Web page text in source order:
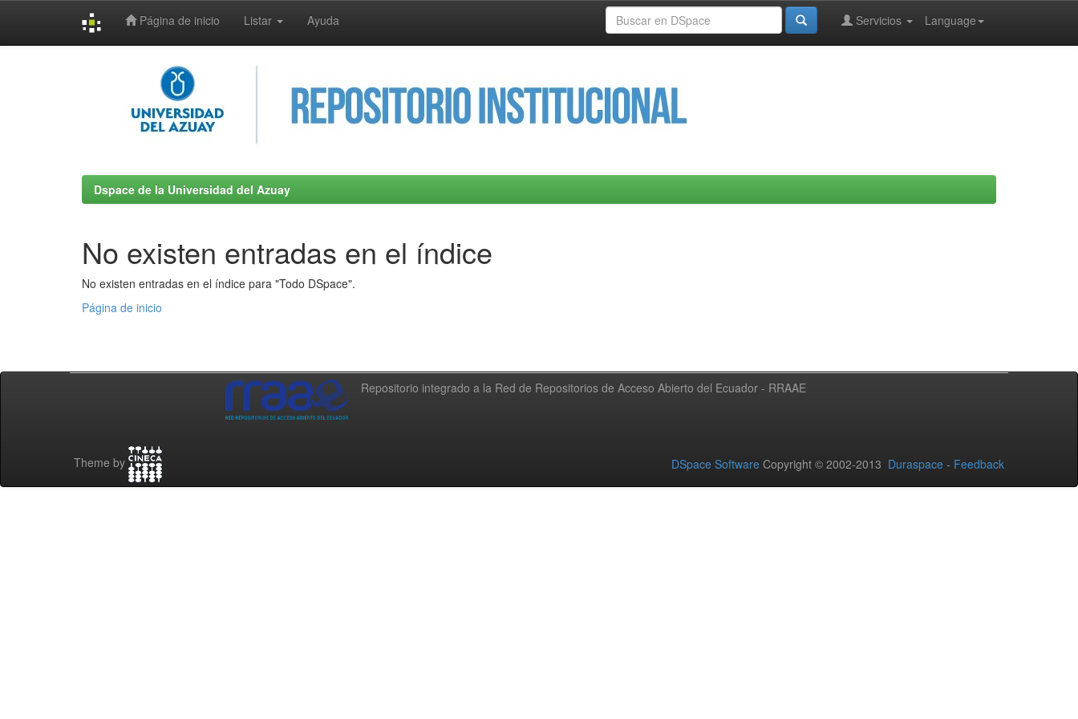
Página de inicio Listar Ayuda Language
Servicios
Dspace de la Universidad del Azuay
No existen entradas en el índice
No existen entradas en el índice para "Todo DSpace".
Página de inicio
Repositorio integrado a la Red de Repositorios de Acceso Abierto del Ecuador - RRAAE
Theme by DSpace Software Copyright © 2002-2013 Duraspace - Feedback